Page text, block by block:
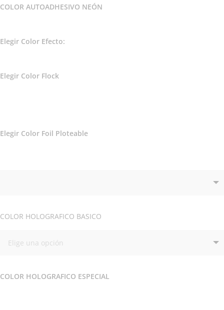
COLOR AUTOADHESIVO NEÓN
Elegir Color Efecto:
Elegir Color Flock
Elegir Color Foil Ploteable
COLOR HOLOGRAFICO BASICO
COLOR HOLOGRAFICO ESPECIAL